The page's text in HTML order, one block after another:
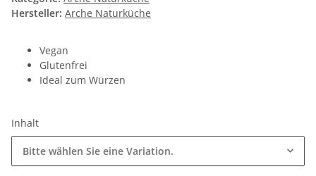
Hersteller: Arche Naturküche
Vegan
Glutenfrei
Ideal zum Würzen
Inhalt
Bitte wählen Sie eine Variation.